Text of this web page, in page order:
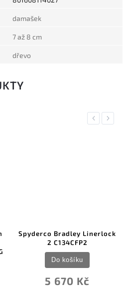
damašek
7 až 8 cm
dřevo
Previous
Spyderco Bradley Linerlock
2 C134CFP2
5 670 Kč
Do košíku
Next